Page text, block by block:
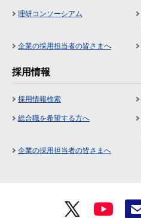
理研コンソーシアム
企業の採用担当者の皆さまへ
採用情報
採用情報検索
総合職を希望する方へ
企業の採用担当者の皆さまへ